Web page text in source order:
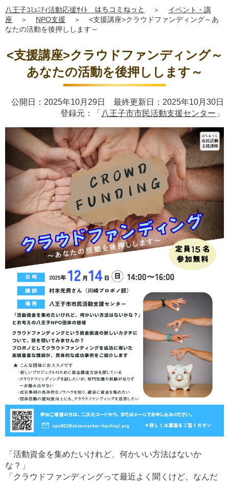
八王子ｺﾐｭﾆﾃｨ活動応援ｻｲﾄ はちコミねっと ＞
イベント・講
座
＞ NPO支援 ＞
<支援講座>クラウドファンディング～あ
なたの活動を後押しします～
<支援講座>クラウドファンディング～
あなたの活動を後押しします～
公開日：2025年10月29日 最終更新日：2025年10月30日
登録元：「 八王子市市民活動支援センター 」
「活動資金を集めたいけれど、何かいい方法はないか
な？」
「クラウドファンディングって最近よく聞くけど、なんだ